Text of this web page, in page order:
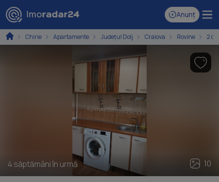
Anunț
Chirie Apartamente Județul Dolj Craiova Rovine 2
4 săptămâni în urmă 10